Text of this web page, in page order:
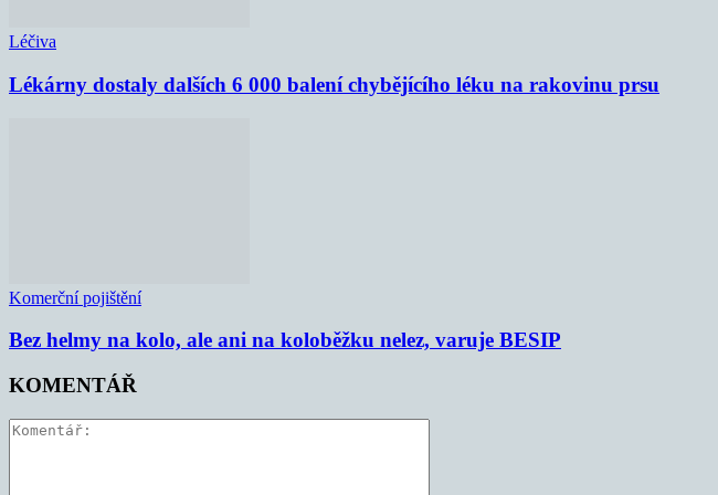
Léčiva
Lékárny dostaly dalších 6 000 balení chybějícího léku na rakovinu prsu
Komerční pojištění
Bez helmy na kolo, ale ani na koloběžku nelez, varuje BESIP
KOMENTÁŘ